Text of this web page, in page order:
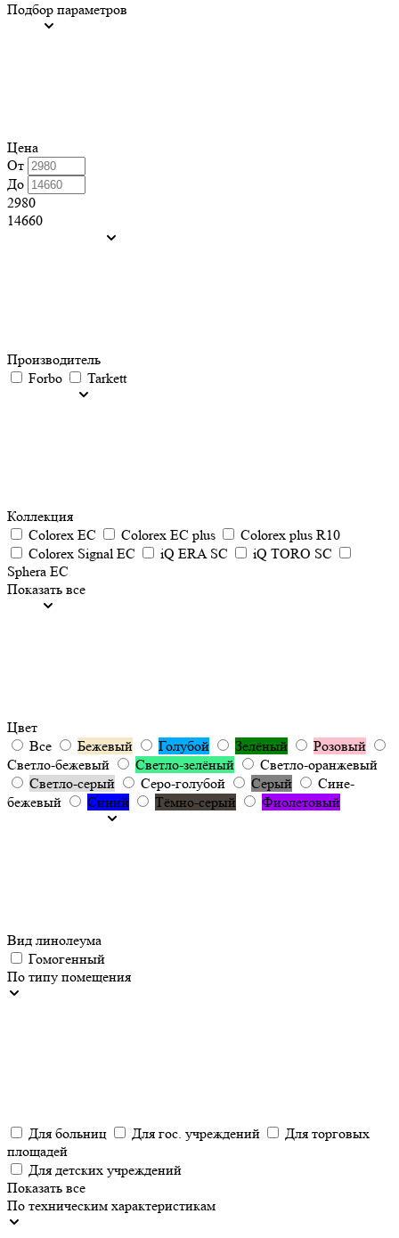
Подбор параметров
Цена
От
До
2980
14660
Производитель
Forbo
Tarkett
Коллекция
Colorex EC
Colorex EC plus
Colorex plus R10
Colorex Signal EC
iQ ERA SC
iQ TORO SC
Sphera EC
Показать все
Цвет
Все
Бежевый Голубой Зелёный
Розовый
Светло-бежевый
Светло-зелёный
Светло-оранжевый
Светло-серый
Серо-голубой Серый
Сине-
бежевый
Синий Тёмно-серый Фиолетовый
Вид линолеума
Гомогенный
По типу помещения
Для больниц Для гос. учреждений
Для торговых
площадей
Для детских учреждений
Показать все
По техническим характеристикам